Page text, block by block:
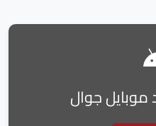
موبايل جوال